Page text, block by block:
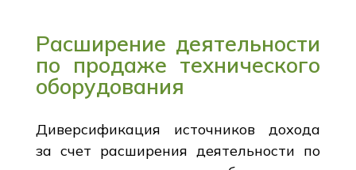
Расширение деятельности
по продаже технического
оборудования
Диверсификация источников дохода
за счет расширения деятельности по